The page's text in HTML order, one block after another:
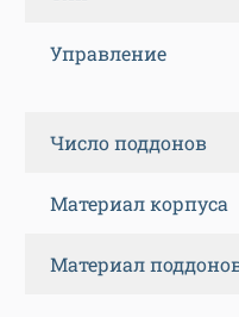
Управление
Число поддонов
Материал корпуса
Материал